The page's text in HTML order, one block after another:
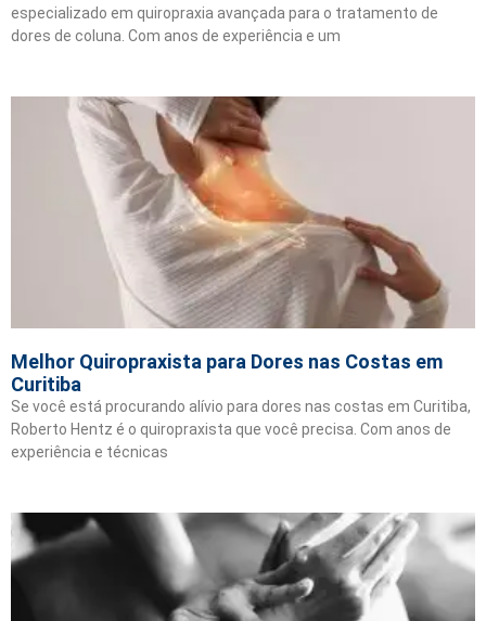
especializado em quiropraxia avançada para o tratamento de
dores de coluna. Com anos de experiência e um
Melhor Quiropraxista para Dores nas Costas em
Curitiba
Se você está procurando alívio para dores nas costas em Curitiba,
Roberto Hentz é o quiropraxista que você precisa. Com anos de
experiência e técnicas